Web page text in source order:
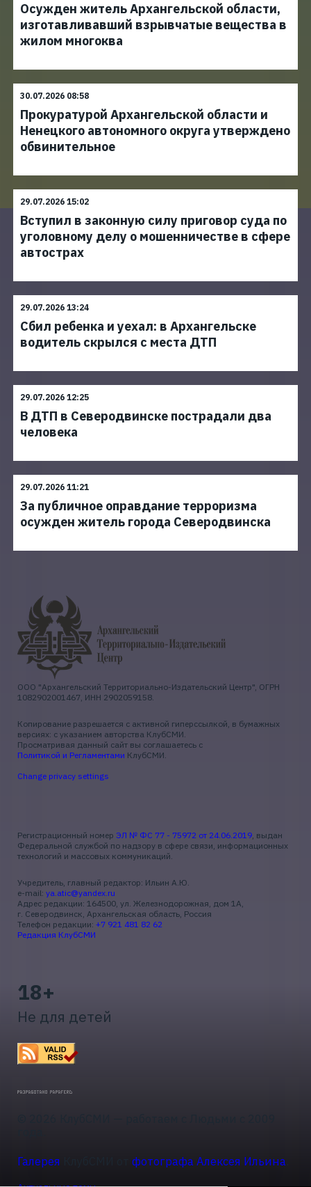
Осужден житель Архангельской области,
изготавливавший взрывчатые вещества в
жилом многоква
30.07.2026 08:58
Прокуратурой Архангельской области и
Ненецкого автономного округа утверждено
обвинительное
29.07.2026 15:02
Вступил в законную силу приговор суда по
уголовному делу о мошенничестве в сфере
автострах
29.07.2026 13:24
Сбил ребенка и уехал: в Архангельске
водитель скрылся с места ДТП
29.07.2026 12:25
В ДТП в Северодвинске пострадали два
человека
29.07.2026 11:21
За публичное оправдание терроризма
осужден житель города Северодвинска
ООО "Архангельский Территориально-Издательский Центр", ОГРН
1082902001467, ИНН 2902059158.
Копирование разрешается с активной гиперссылкой, в бумажных
версиях: с указанием авторства КлубСМИ.
Просматривая данный сайт вы соглашаетесь с
Политикой и Регламентами КлубСМИ.
Change privacy settings
Регистрационный номер ЭЛ № ФС 77 - 75972 от 24.06.2019, выдан
Федеральной службой по надзору в сфере связи, информационных
технологий и массовых коммуникаций.
Учредитель, главный редактор: Ильин А.Ю.
e-mail: ya.atic@yandex.ru
Адрес редакции: 164500, ул. Железнодорожная, дом 1А,
г. Северодвинск, Архангельская область, Россия
Телефон редакции: +7 921 481 82 62
Редакция КлубСМИ
18+
Не для детей
Галерея
фотографа Алексея Ильина